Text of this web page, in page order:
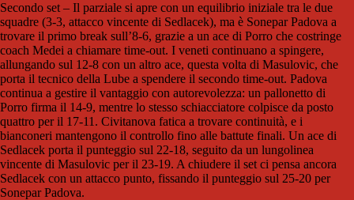
Secondo set – Il parziale si apre con un equilibrio iniziale tra le due
squadre (3-3, attacco vincente di Sedlacek), ma è Sonepar Padova a
trovare il primo break sull’8-6, grazie a un ace di Porro che costringe
coach Medei a chiamare time-out. I veneti continuano a spingere,
allungando sul 12-8 con un altro ace, questa volta di Masulovic, che
porta il tecnico della Lube a spendere il secondo time-out. Padova
continua a gestire il vantaggio con autorevolezza: un pallonetto di
Porro firma il 14-9, mentre lo stesso schiacciatore colpisce da posto
quattro per il 17-11. Civitanova fatica a trovare continuità, e i
bianconeri mantengono il controllo fino alle battute finali. Un ace di
Sedlacek porta il punteggio sul 22-18, seguito da un lungolinea
vincente di Masulovic per il 23-19. A chiudere il set ci pensa ancora
Sedlacek con un attacco punto, fissando il punteggio sul 25-20 per
Sonepar Padova.